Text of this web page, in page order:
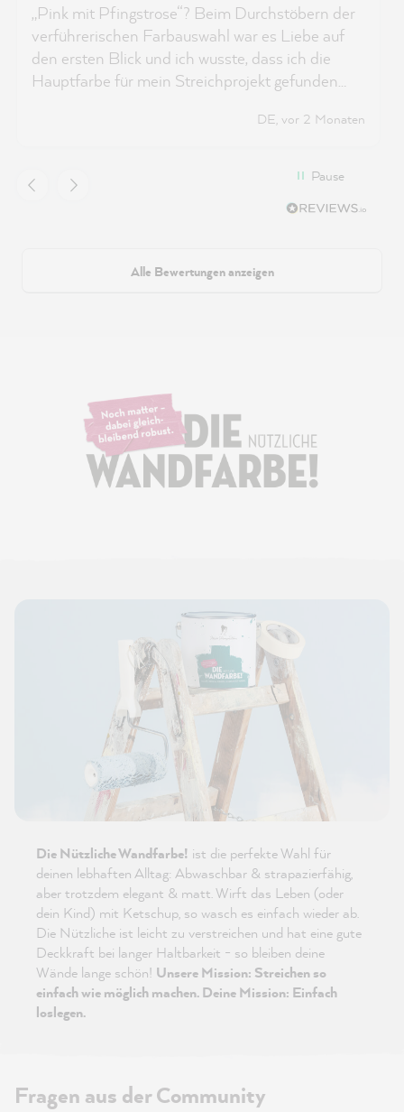
„Pink mit Pfingstrose“? Beim Durchstöbern der
verführerischen Farbauswahl war es Liebe auf
den ersten Blick und ich wusste, dass ich die
Hauptfarbe für mein Streichprojekt gefunden
und dunkelt dann beim Trocknen schön nach.
Fläche muss man einen dritten Anstrich
vornehmen, doch die Arbeit lohnt sich. Diese
Farbe löst beim Betrachten auf jeden Fall
DE, vor 2 Monaten
Pause
Alle Bewertungen anzeigen
Die Nützliche Wandfarbe! ist die perfekte Wahl für
deinen lebhaften Alltag: Abwaschbar & strapazierfähig,
aber trotzdem elegant & matt. Wirft das Leben (oder
dein Kind) mit Ketschup, so wasch es einfach wieder ab.
Die Nützliche ist leicht zu verstreichen und hat eine gute
Deckkraft bei langer Haltbarkeit - so bleiben deine
Wände lange schön! Unsere Mission: Streichen so
einfach wie möglich machen. Deine Mission: Einfach
loslegen.
Fragen aus der Community